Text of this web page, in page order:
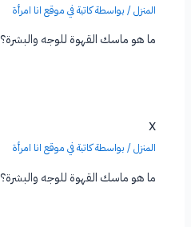
المنزل/ بواسطةكاتبة في موقع انا امرأة
ما هو ماسك القهوة للوجه والبشرة؟
x
المنزل/ بواسطةكاتبة في موقع انا امرأة
ما هو ماسك القهوة للوجه والبشرة؟